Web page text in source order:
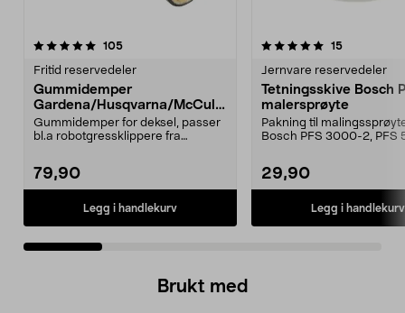
105anmeldelser
Fritid reservedeler
Gummidemper
Gardena/Husqvarna/McCullo
ch/Flymo
Gummidemper for deksel, passer
bl.a robotgressklippere fra
79,90
Legg i handlekurv
5.0 av 5 stjerner 15anmeldelser
Jernvare reservedeler
Tetningsskive Bosch
malersprøyte
Pakning til
Bosch PFS 3000-2, PFS
29,90
Legg i handlekurv
4.5 av 5 stjerner
Brukt med